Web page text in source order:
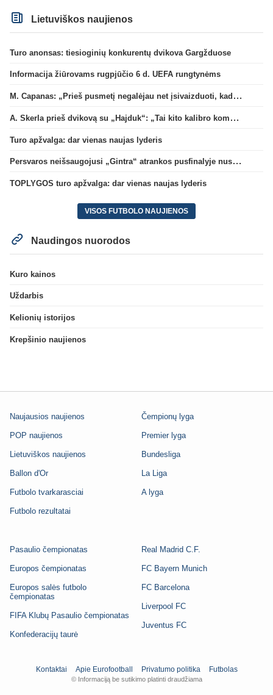
Lietuviškos naujienos
Turo anonsas: tiesioginių konkurentų dvikova Gargžduose
Informacija žiūrovams rugpjūčio 6 d. UEFA rungtynėms
M. Capanas: „Prieš pusmetį negalėjau net įsivaizduoti, kad žaisime prieš „Hajduk“
A. Skerla prieš dvikovą su „Hajduk“: „Tai kito kalibro komanda“
Turo apžvalga: dar vienas naujas lyderis
Persvaros neišsaugojusi „Gintra“ atrankos pusfinalyje nusileido Škotijos čempionėms
TOPLYGOS turo apžvalga: dar vienas naujas lyderis
VISOS FUTBOLO NAUJIENOS
Naudingos nuorodos
Kuro kainos
Uždarbis
Kelionių istorijos
Krepšinio naujienos
Naujausios naujienos
POP naujienos
Lietuviškos naujienos
Ballon d'Or
Futbolo tvarkarasciai
Futbolo rezultatai
Čempionų lyga
Premier lyga
Bundesliga
La Liga
A lyga
Pasaulio čempionatas
Europos čempionatas
Europos salės futbolo
čempionatas
FIFA Klubų Pasaulio čempionatas
Konfederacijų taurė
Real Madrid C.F.
FC Bayern Munich
FC Barcelona
Liverpool FC
Juventus FC
Kontaktai Apie Eurofootball Privatumo politika Futbolas
© Informaciją be sutikimo platinti draudžiama